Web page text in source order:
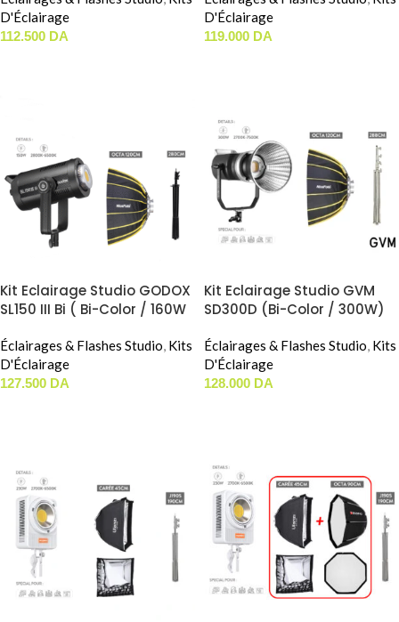
D'Éclairage
112.500 DA
D'Éclairage
119.000 DA
Kit Eclairage Studio GODOX
SL150 III Bi ( Bi-Color / 160W
Éclairages & Flashes Studio, Kits
D'Éclairage
127.500 DA
Kit Eclairage Studio GVM
SD300D (Bi-Color / 300W)
Éclairages & Flashes Studio, Kits
D'Éclairage
128.000 DA